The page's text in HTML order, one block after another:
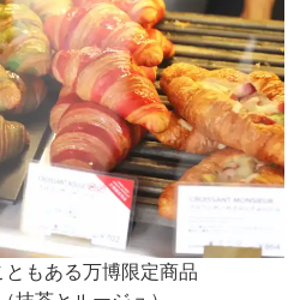
もある万博限定商品